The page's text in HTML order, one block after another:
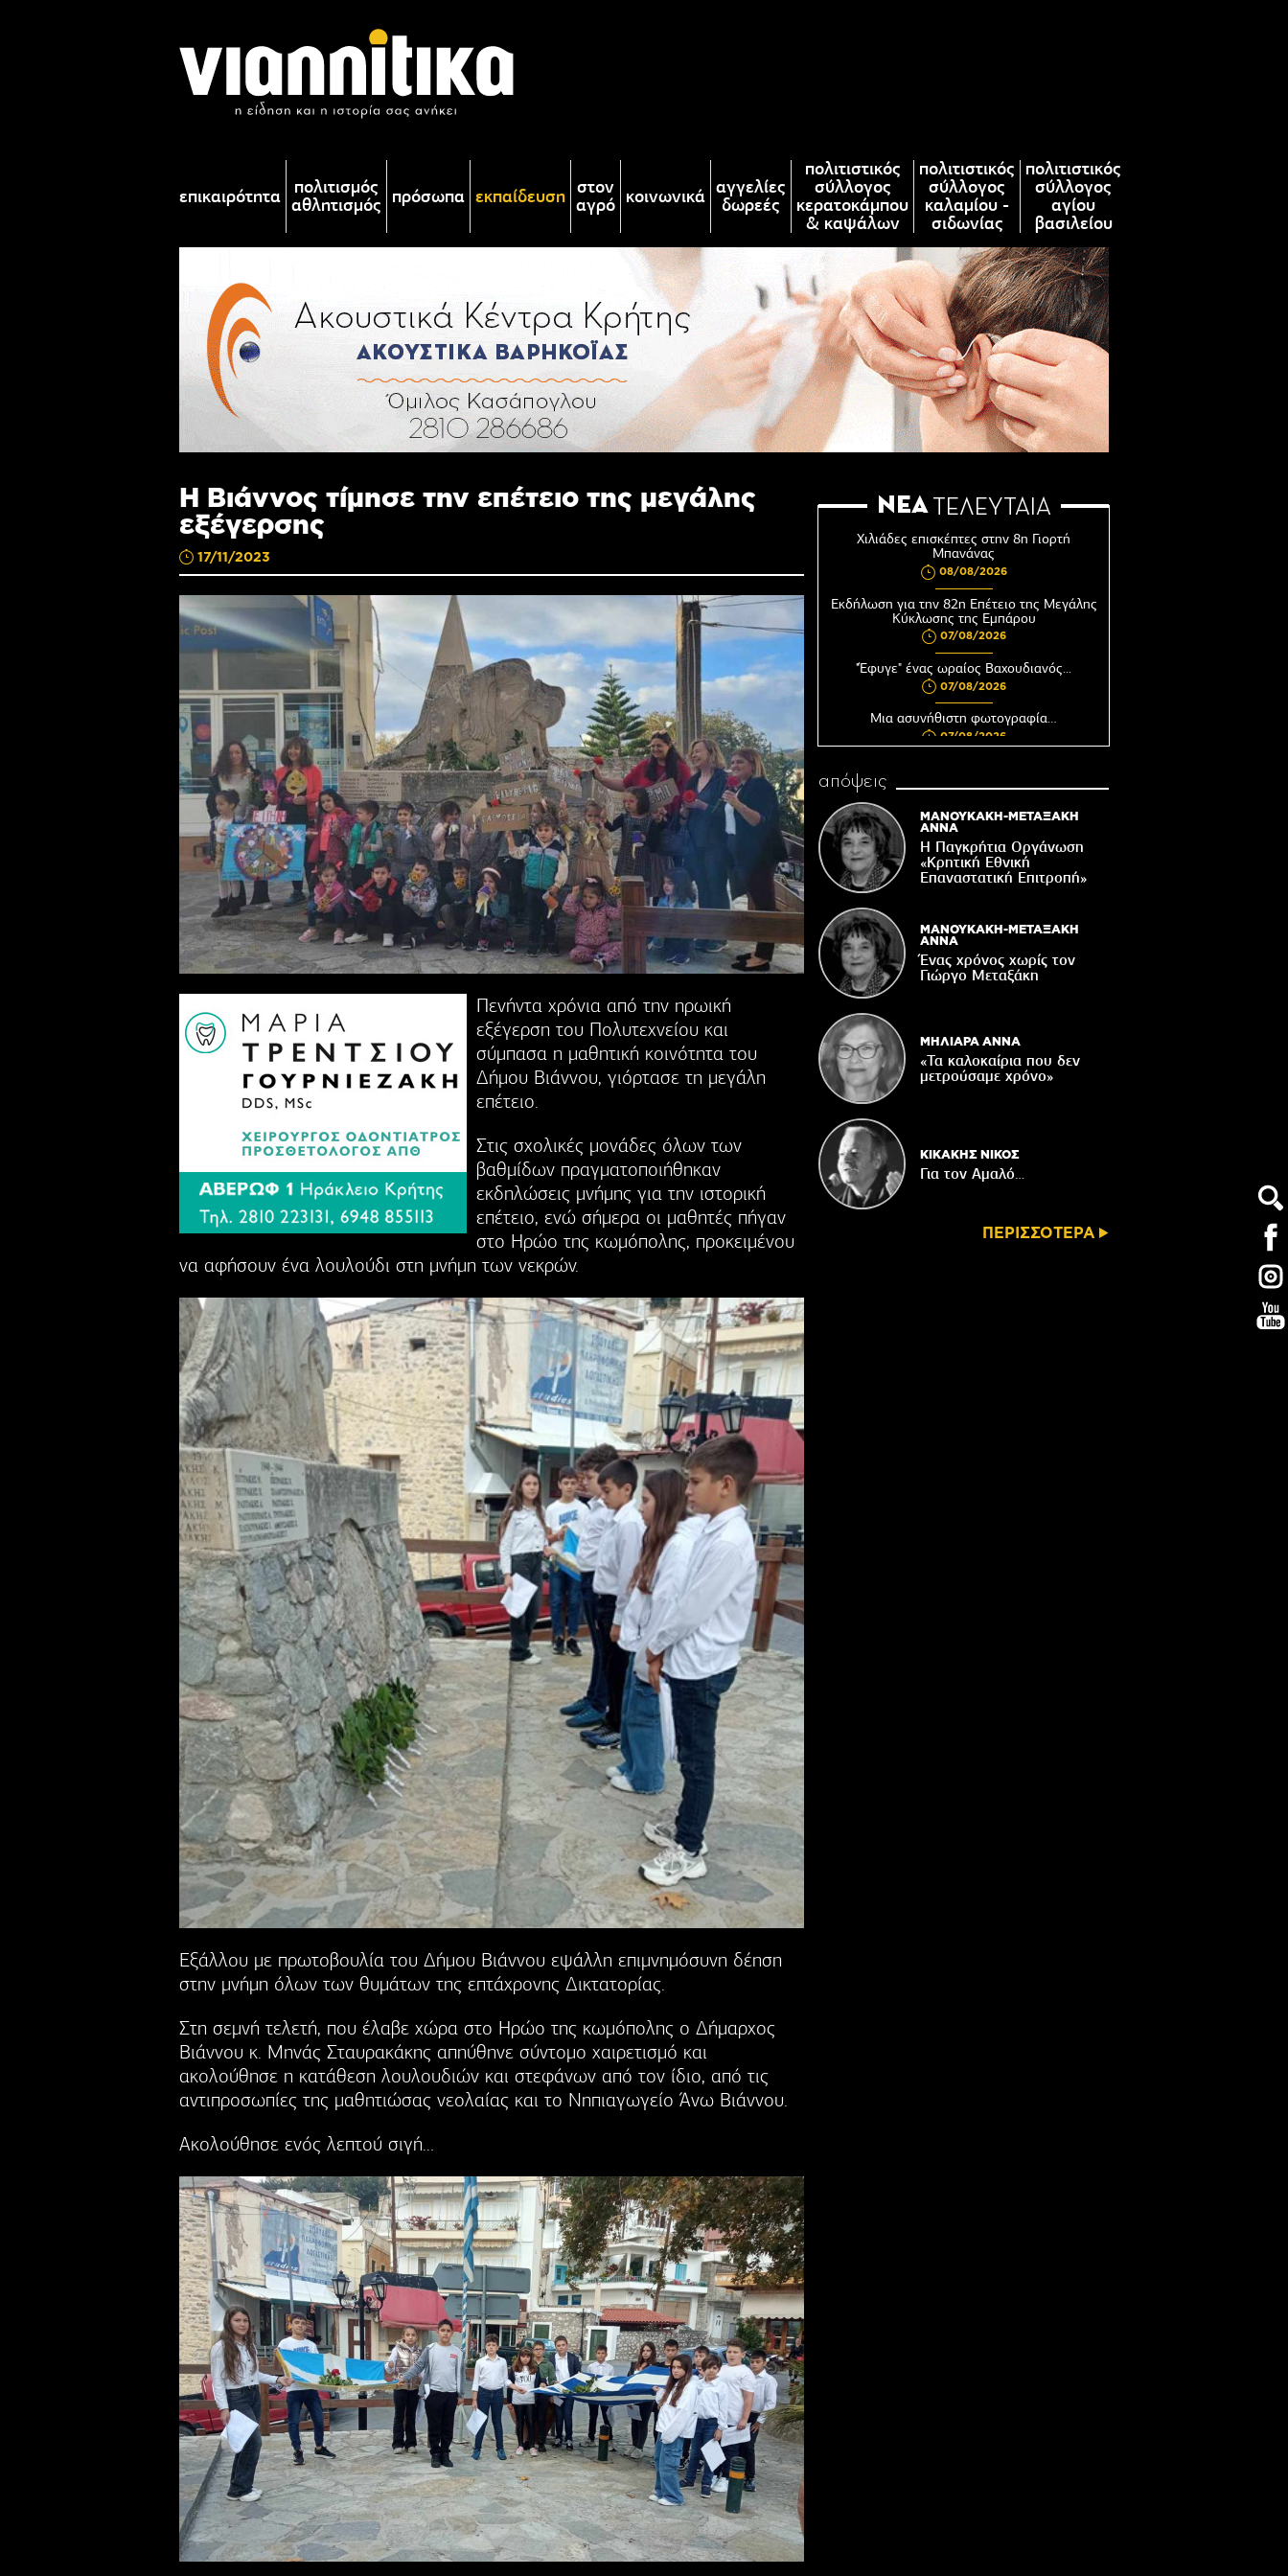
επικαιρότητα πολιτισμός
αθλητισμός πρόσωπα εκπαίδευση στον
αγρό κοινωνικά αγγελίες
δωρεές
πολιτιστικός
σύλλογος
κερατοκάμπου
& καψάλων
πολιτιστικός
σύλλογος
καλαμίου -
σιδωνίας
πολιτιστικός
σύλλογος
αγίου
βασιλείου
Η Βιάννος τίμησε την επέτειο της μεγάλης
εξέγερσης
17/11/2023
Πενήντα χρόνια από την ηρωική
εξέγερση του Πολυτεχνείου και
σύμπασα η μαθητική κοινότητα του
Δήμου Βιάννου, γιόρτασε τη μεγάλη
επέτειο.
Στις σχολικές μονάδες όλων των
βαθμίδων πραγματοποιήθηκαν
εκδηλώσεις μνήμης για την ιστορική
επέτειο, ενώ σήμερα οι μαθητές πήγαν
στο Ηρώο της κωμόπολης, προκειμένου
να αφήσουν ένα λουλούδι στη μνήμη των νεκρών.
Εξάλλου με πρωτοβουλία του Δήμου Βιάννου εψάλλη επιμνημόσυνη δέηση
στην μνήμη όλων των θυμάτων της επτάχρονης Δικτατορίας.
Στη σεμνή τελετή, που έλαβε χώρα στο Ηρώο της κωμόπολης ο Δήμαρχος
Βιάννου κ. Μηνάς Σταυρακάκης απηύθηνε σύντομο χαιρετισμό και
ακολούθησε η κατάθεση λουλουδιών και στεφάνων από τον ίδιο, από τις
αντιπροσωπίες της μαθητιώσας νεολαίας και το Νηπιαγωγείο Άνω Βιάννου.
Ακολούθησε ενός λεπτού σιγή…
ΝΕΑ ΤΕΛΕΥΤΑΙΑ
Χιλιάδες επισκέπτες στην 8η Γιορτή
Μπανάνας
08/08/2026
Εκδήλωση για την 82η Επέτειο της Μεγάλης
Κύκλωσης της Εμπάρου
07/08/2026
"Έφυγε" ένας ωραίος Βαχουδιανός...
07/08/2026
Μια ασυνήθιστη φωτογραφία…
07/08/2026
Ο Αφέντης Χριστός του Αγίου Βασιλείου
Βιάννου-Τόπος πίστης, μνήμης και
παράδοσης
06/08/2026
Ωράριο λειτουργίας του Γραφείου
Δακοκτονίας
06/08/2026
Η 8η Γιορτή Μπανάνας στην Άρβη με τη
στήριξη του Δήμου Βιάννου
απόψεις
ΜΑΝΟΥΚΑΚΗ-ΜΕΤΑΞΑΚΗ
ΑΝΝΑ
Η Παγκρήτια Οργάνωση
«Κρητική Εθνική
Επαναστατική Eπιτροπή»
ΜΑΝΟΥΚΑΚΗ-ΜΕΤΑΞΑΚΗ
ΑΝΝΑ
Ένας χρόνος χωρίς τον
Γιώργο Μεταξάκη
ΜΗΛΙΑΡΑ ΑΝΝΑ
«Τα καλοκαίρια που δεν
μετρούσαμε χρόνο»
ΚΙΚΑΚΗΣ ΝΙΚΟΣ
Για τον Αμαλό…
ΠΕΡΙΣΣΟΤΕΡΑ